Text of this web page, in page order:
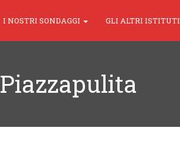
I NOSTRI SONDAGGI GLI ALTRI ISTITUTI
Piazzapulita